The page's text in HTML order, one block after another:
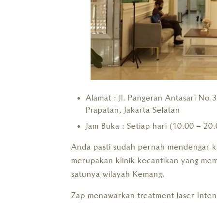
Alamat : Jl. Pangeran Antasari
Prapatan, Jakarta Selatan
Jam Buka : Setiap hari (10.00 –
Anda pasti sudah pernah mendengar
merupakan klinik kecantikan yang
satunya wilayah Kemang.
Zap menawarkan treatment laser